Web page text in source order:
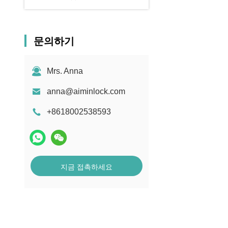
문의하기
Mrs. Anna
anna@aiminlock.com
+8618002538593
지금 접촉하세요